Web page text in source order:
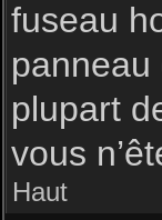
fuseau
panneau
plupart
vous
Haut